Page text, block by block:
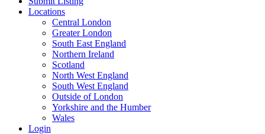
Locations
Central London
Greater London
South East England
Northern Ireland
Scotland
North West England
South West England
Outside of London
Yorkshire and the Humber
Wales
Login